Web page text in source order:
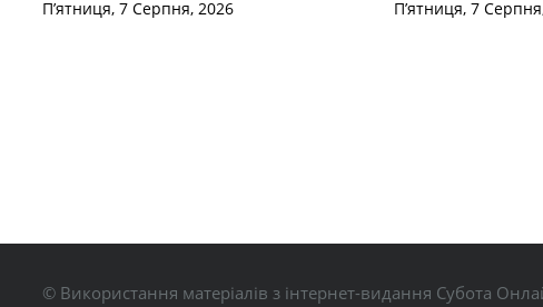
П’ятниця, 7 Серпня, 2026 П’ятниця, 7
© Використання матеріалів з інтернет-видання Субота